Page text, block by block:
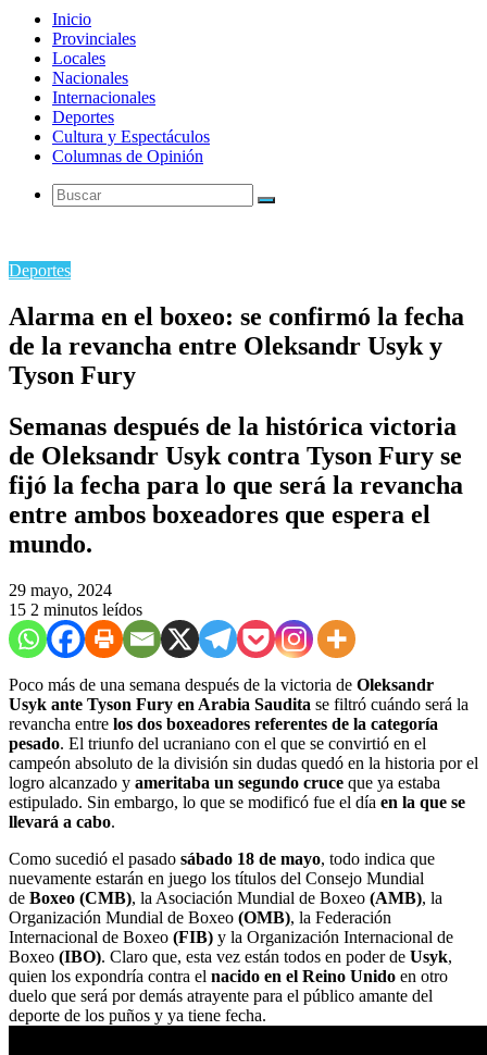
Inicio
Provinciales
Locales
Nacionales
Internacionales
Deportes
Cultura y Espectáculos
Columnas de Opinión
Buscar
Deportes
Alarma en el boxeo: se confirmó la fecha
de la revancha entre Oleksandr Usyk y
Tyson Fury
Semanas después de la histórica victoria
de Oleksandr Usyk contra Tyson Fury se
fijó la fecha para lo que será la revancha
entre ambos boxeadores que espera el
mundo.
29 mayo, 2024
15 2 minutos leídos
Poco más de una semana después de la victoria de Oleksandr
Usyk ante Tyson Fury en Arabia Saudita se filtró cuándo será la
revancha entre los dos boxeadores referentes de la categoría
pesado. El triunfo del ucraniano con el que se convirtió en el
campeón absoluto de la división sin dudas quedó en la historia por el
logro alcanzado y ameritaba un segundo cruce que ya estaba
estipulado. Sin embargo, lo que se modificó fue el día en la que se
llevará a cabo.
Como sucedió el pasado sábado 18 de mayo, todo indica que
nuevamente estarán en juego los títulos del Consejo Mundial
de Boxeo (CMB), la Asociación Mundial de Boxeo (AMB), la
Organización Mundial de Boxeo (OMB), la Federación
Internacional de Boxeo (FIB) y la Organización Internacional de
Boxeo (IBO). Claro que, esta vez están todos en poder de Usyk,
quien los expondría contra el nacido en el Reino Unido en otro
duelo que será por demás atrayente para el público amante del
deporte de los puños y ya tiene fecha.